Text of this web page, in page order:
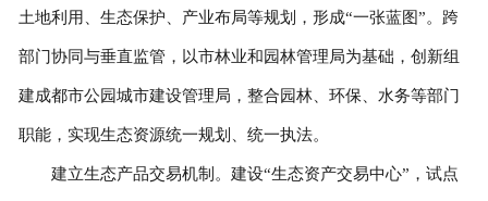
土地利用、生态保护、产业布局等规划，形成“一张蓝图”。跨
部门协同与垂直监管，以市林业和园林管理局为基础，创新组
建成都市公园城市建设管理局，整合园林、环保、水务等部门
职能，实现生态资源统一规划、统一执法。
建立生态产品交易机制。建设“生态资产交易中心”，试点